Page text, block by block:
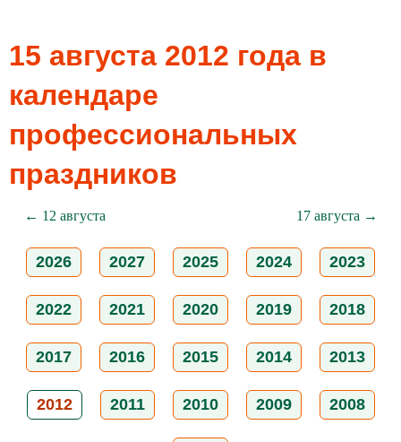
15 августа 2012 года в
календаре
профессиональных
праздников
← 12 августа 17 августа →
2026 2027 2025 2024 2023
2022 2021 2020 2019 2018
2017 2016 2015 2014 2013
2012 2011 2010 2009 2008